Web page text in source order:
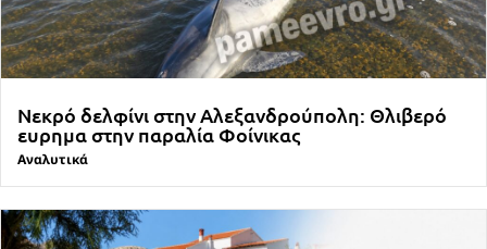
Νεκρό δελφίνι στην Αλεξανδρούπολη: Θλιβερό
ευρημα στην παραλία Φοίνικας
Αναλυτικά